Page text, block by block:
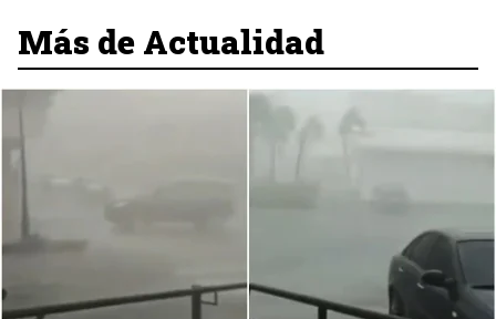
Más de Actualidad